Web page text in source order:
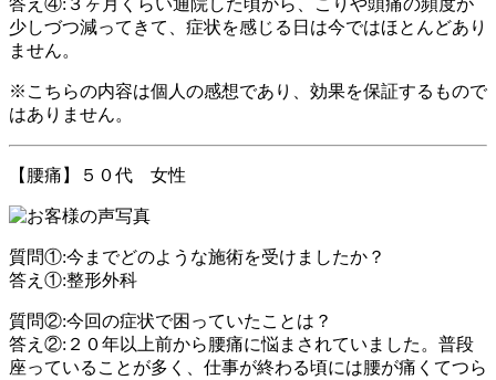
答え④:３ヶ月くらい通院した頃から、こりや頭痛の頻度が
少しづつ減ってきて、症状を感じる日は今ではほとんどあり
ません。
※こちらの内容は個人の感想であり、効果を保証するもので
はありません。
【腰痛】５０代 女性
質問①:今までどのような施術を受けましたか？
答え①:整形外科
質問②:今回の症状で困っていたことは？
答え②:２０年以上前から腰痛に悩まされていました。普段
座っていることが多く、仕事が終わる頃には腰が痛くてつら